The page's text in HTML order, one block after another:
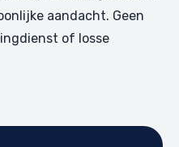
aandacht. Geen
of losse